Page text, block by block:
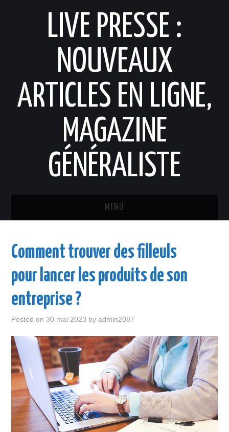
LIVE PRESSE :
NOUVEAUX
ARTICLES EN LIGNE,
MAGAZINE
GÉNÉRALISTE
MENU
LOISIR
VOITURE
VOYAGE
WEB
Comment trouver des filleuls
pour lancer les produits de son
entreprise ?
Posted on30 mai 2023 byadmin2087